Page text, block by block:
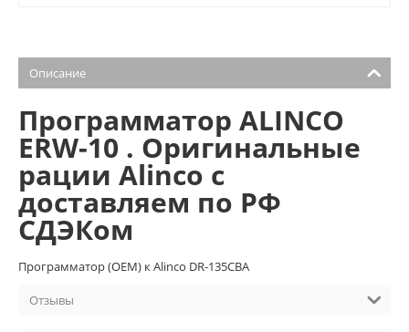
Описание
Программатор ALINCO
ERW-10 . Оригинальные
рации Alinco с
доставляем по РФ
СДЭКом
Программатор (ОЕМ) к Alinco DR-135CBA
Отзывы